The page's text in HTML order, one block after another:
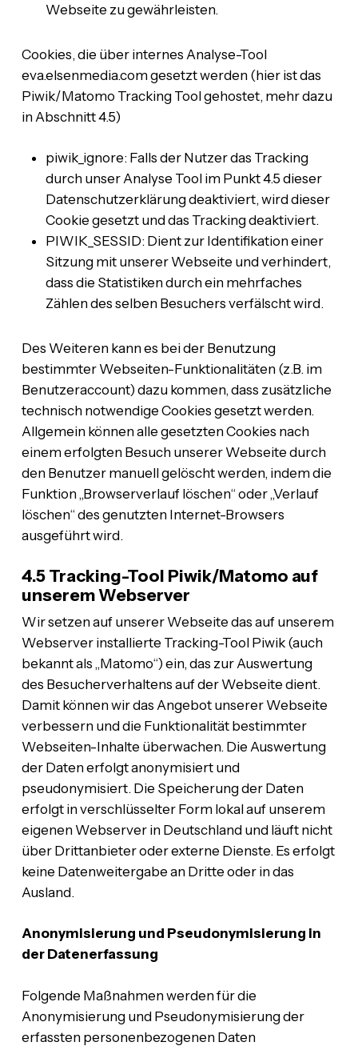
Webseite zu gewährleisten.
Cookies, die über internes Analyse-Tool
eva.elsenmedia.com gesetzt werden (hier ist das
Piwik/Matomo Tracking Tool gehostet, mehr dazu
in Abschnitt 4.5)
piwik_ignore: Falls der Nutzer das Tracking
durch unser Analyse Tool im Punkt 4.5 dieser
Datenschutzerklärung deaktiviert, wird dieser
Cookie gesetzt und das Tracking deaktiviert.
PIWIK_SESSID: Dient zur Identifikation einer
Sitzung mit unserer Webseite und verhindert,
dass die Statistiken durch ein mehrfaches
Zählen des selben Besuchers verfälscht wird.
Des Weiteren kann es bei der Benutzung
bestimmter Webseiten-Funktionalitäten (z.B. im
Benutzeraccount) dazu kommen, dass zusätzliche
technisch notwendige Cookies gesetzt werden.
Allgemein können alle gesetzten Cookies nach
einem erfolgten Besuch unserer Webseite durch
den Benutzer manuell gelöscht werden, indem die
Funktion „Browserverlauf löschen“ oder „Verlauf
löschen“ des genutzten Internet-Browsers
ausgeführt wird.
4.5 Tracking-Tool Piwik/Matomo auf
unserem Webserver
Wir setzen auf unserer Webseite das auf unserem
Webserver installierte Tracking-Tool Piwik (auch
bekannt als „Matomo“) ein, das zur Auswertung
des Besucherverhaltens auf der Webseite dient.
Damit können wir das Angebot unserer Webseite
verbessern und die Funktionalität bestimmter
Webseiten-Inhalte überwachen. Die Auswertung
der Daten erfolgt anonymisiert und
pseudonymisiert. Die Speicherung der Daten
erfolgt in verschlüsselter Form lokal auf unserem
eigenen Webserver in Deutschland und läuft nicht
über Drittanbieter oder externe Dienste. Es erfolgt
keine Datenweitergabe an Dritte oder in das
Ausland.
Anonymisierung und Pseudonymisierung in
der Datenerfassung
Folgende Maßnahmen werden für die
Anonymisierung und Pseudonymisierung der
erfassten personenbezogenen Daten